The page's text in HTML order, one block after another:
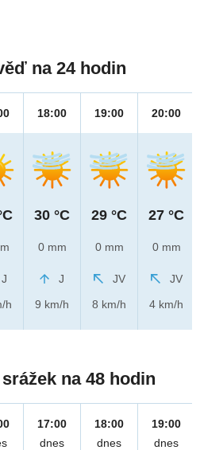
na 24 hodin
J
h
18:00
30 °C
0 mm
J
9 km/h
19:00
29 °C
0 mm
JV
8 km/h
20:00
27 °C
0 mm
JV
4 km/h
na 48 hodin
17:00
dnes
18:00
dnes
19:00
dnes